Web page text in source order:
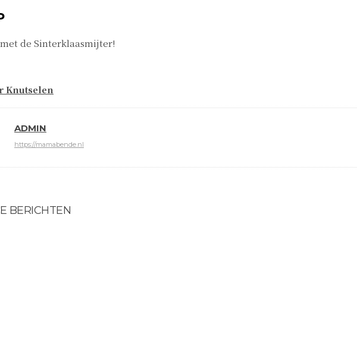
de Sinterklaasmijter!
Knutselen
ADMIN
https://mamabende.nl
BERICHTEN